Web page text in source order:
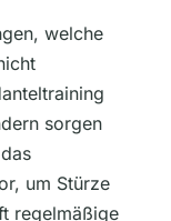
welche
sorgen
um Stürze
regelmäßige